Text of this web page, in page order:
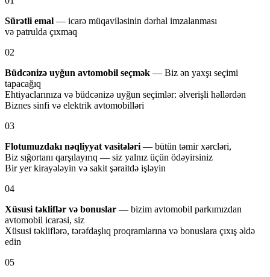
Sürətli emal — icarə müqaviləsinin dərhal imzalanması
və patrulda çıxmaq
02
Büdcənizə uyğun avtomobil seçmək — Biz ən yaxşı seçimi
tapacağıq
Ehtiyaclarınıza və büdcənizə uyğun seçimlər: əlverişli həllərdən
Biznes sinfi və elektrik avtomobilləri
03
Flotumuzdakı nəqliyyat vasitələri — bütün təmir xərcləri,
Biz sığortanı qarşılayırıq — siz yalnız üçün ödəyirsiniz
Bir yer kirayələyin və sakit şəraitdə işləyin
04
Xüsusi təkliflər və bonuslar — bizim avtomobil parkımızdan
avtomobil icarəsi, siz
Xüsusi təkliflərə, tərəfdaşlıq proqramlarına və bonuslara çıxış əldə
edin
05